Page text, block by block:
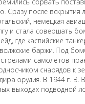
Сразу после вскрытия
немецкая
и стала совершать
где каспийские
баржи. Под
самолетов
снарядов к
орудия. В 1944 г. В.
выходах подводной